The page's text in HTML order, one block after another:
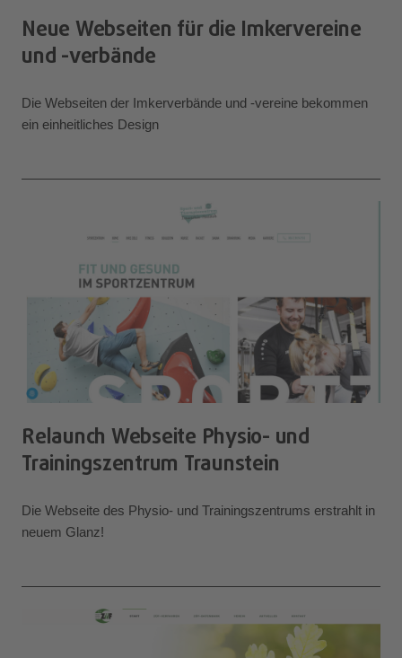
Neue Webseiten für die Imkervereine
und -verbände
Die Webseiten der Imkerverbände und -vereine bekommen
ein einheitliches Design
Relaunch Webseite Physio- und
Trainingszentrum Traunstein
Die Webseite des Physio- und Trainingszentrums erstrahlt in
neuem Glanz!